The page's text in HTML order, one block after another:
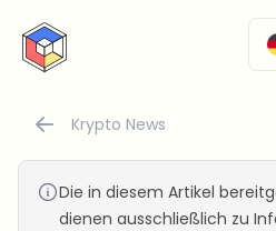
CryptoTicker
Krypto News
Die in diesem Artikel
dienen ausschließlich zu